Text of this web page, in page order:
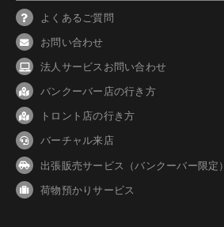
よくあるご質問
お問い合わせ
法人サービスお問い合わせ
バンクーバー店の行き方
トロント店の行き方
バーチャル来店
出張販売サービス（バンクーバー限定）
荷物預かりサービス